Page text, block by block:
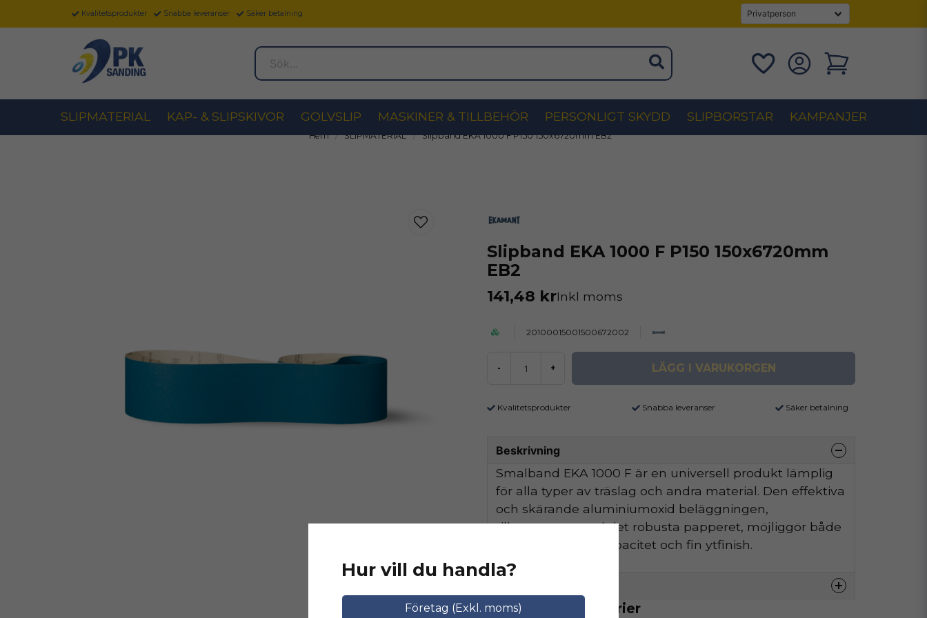
Kvalitetsprodukter Snabba leveranser Säker betalning
Sök...
SLIPMATERIAL KAP- & SLIPSKIVOR GOLVSLIP MASKINER & TILLBEHÖR PERSONLIGT SKYDD SLIPBORSTAR KAMPANJER
Hem SLIPMATERIAL Slipband EKA 1000 F P150 150x6720mm EB2
Slipband EKA 1000 F P150 150x6720mm
EB2
141,48 krInkl moms
20100015001500672002
- + LÄGG I VARUKORGEN
Kvalitetsprodukter Snabba leveranser Säker betalning
Beskrivning
Smalband EKA 1000 F är en universell produkt lämplig
för alla typer av träslag och andra material. Den effektiva
och skärande aluminiumoxid beläggningen,
tillsammans med det robusta papperet, möjliggör både
hög avverkningskapacitet och fin ytfinish.
Relaterade kategorier
Hur vill du handla?
Företag (Exkl. moms)